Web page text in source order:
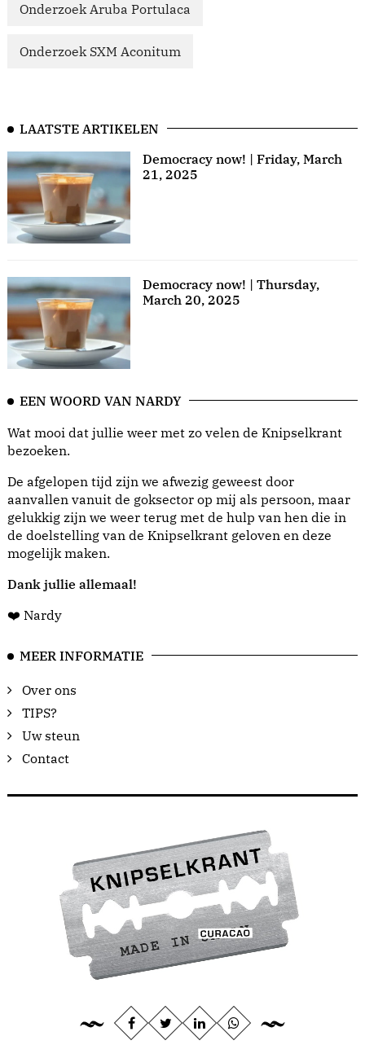
Onderzoek Aruba Portulaca
Onderzoek SXM Aconitum
LAATSTE ARTIKELEN
Democracy now! | Friday, March
21, 2025
Democracy now! | Thursday,
March 20, 2025
EEN WOORD VAN NARDY
Wat mooi dat jullie weer met zo velen de Knipselkrant
bezoeken.
De afgelopen tijd zijn we afwezig geweest door
aanvallen vanuit de goksector op mij als persoon, maar
gelukkig zijn we weer terug met de hulp van hen die in
de doelstelling van de Knipselkrant geloven en deze
mogelijk maken.
Dank jullie allemaal!
❤️ Nardy
MEER INFORMATIE
Over ons
TIPS?
Uw steun
Contact